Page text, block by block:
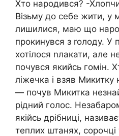
Хто народився? -
Візьму до себе жити, у
лишилися, маю що наро
прокинувся з rолоду. У
хотілося nлакати, але
почувся якийсь гомін.
ліжечка і взяв
— почув Микитка
рідний голос.
якійсь дрібниці,
теплих штанях, сорочці